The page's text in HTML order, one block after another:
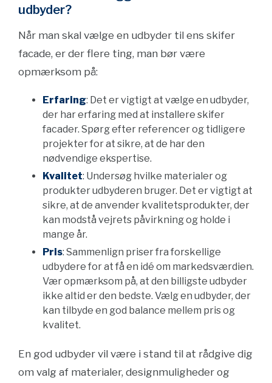
udbyder?
Når man skal vælge en udbyder til ens skifer
facade, er der flere ting, man bør være
opmærksom på:
Erfaring: Det er vigtigt at vælge en udbyder,
der har erfaring med at installere skifer
facader. Spørg efter referencer og tidligere
projekter for at sikre, at de har den
nødvendige ekspertise.
Kvalitet: Undersøg hvilke materialer og
produkter udbyderen bruger. Det er vigtigt at
sikre, at de anvender kvalitetsprodukter, der
kan modstå vejrets påvirkning og holde i
mange år.
Pris: Sammenlign priser fra forskellige
udbydere for at få en idé om markedsværdien.
Vær opmærksom på, at den billigste udbyder
ikke altid er den bedste. Vælg en udbyder, der
kan tilbyde en god balance mellem pris og
kvalitet.
En god udbyder vil være i stand til at rådgive dig
om valg af materialer, designmuligheder og